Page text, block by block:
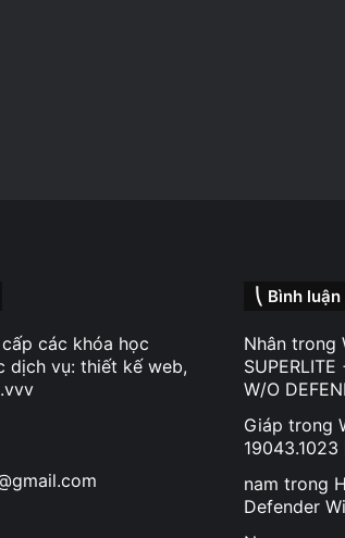
các khóa học
dịch vụ: thiết kế web,
⎝ Bình luận
Nhântrong
W/O
Giáp trong
nam trong
Defender